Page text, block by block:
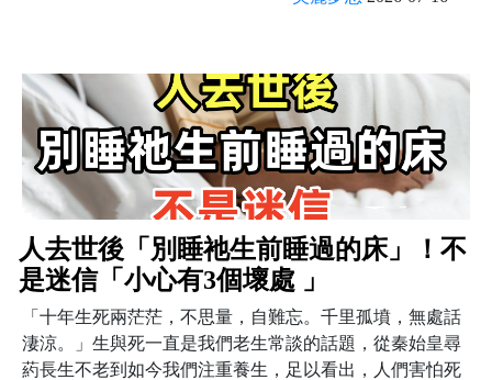
人去世後「別睡祂生前睡過的床」！不
是迷信「小心有3個壞處 」
「十年生死兩茫茫，不思量，自難忘。千里孤墳，無處話
淒涼。」生與死一直是我們老生常談的話題，從秦始皇尋
葯長生不老到如今我們注重養生，足以看出，人們害怕死